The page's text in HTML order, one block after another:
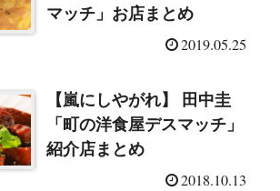
マッチ」お店まとめ
2019.05.25
【嵐にしやがれ】 田中圭
「町の洋食屋デスマッチ」
紹介店まとめ
2018.10.13